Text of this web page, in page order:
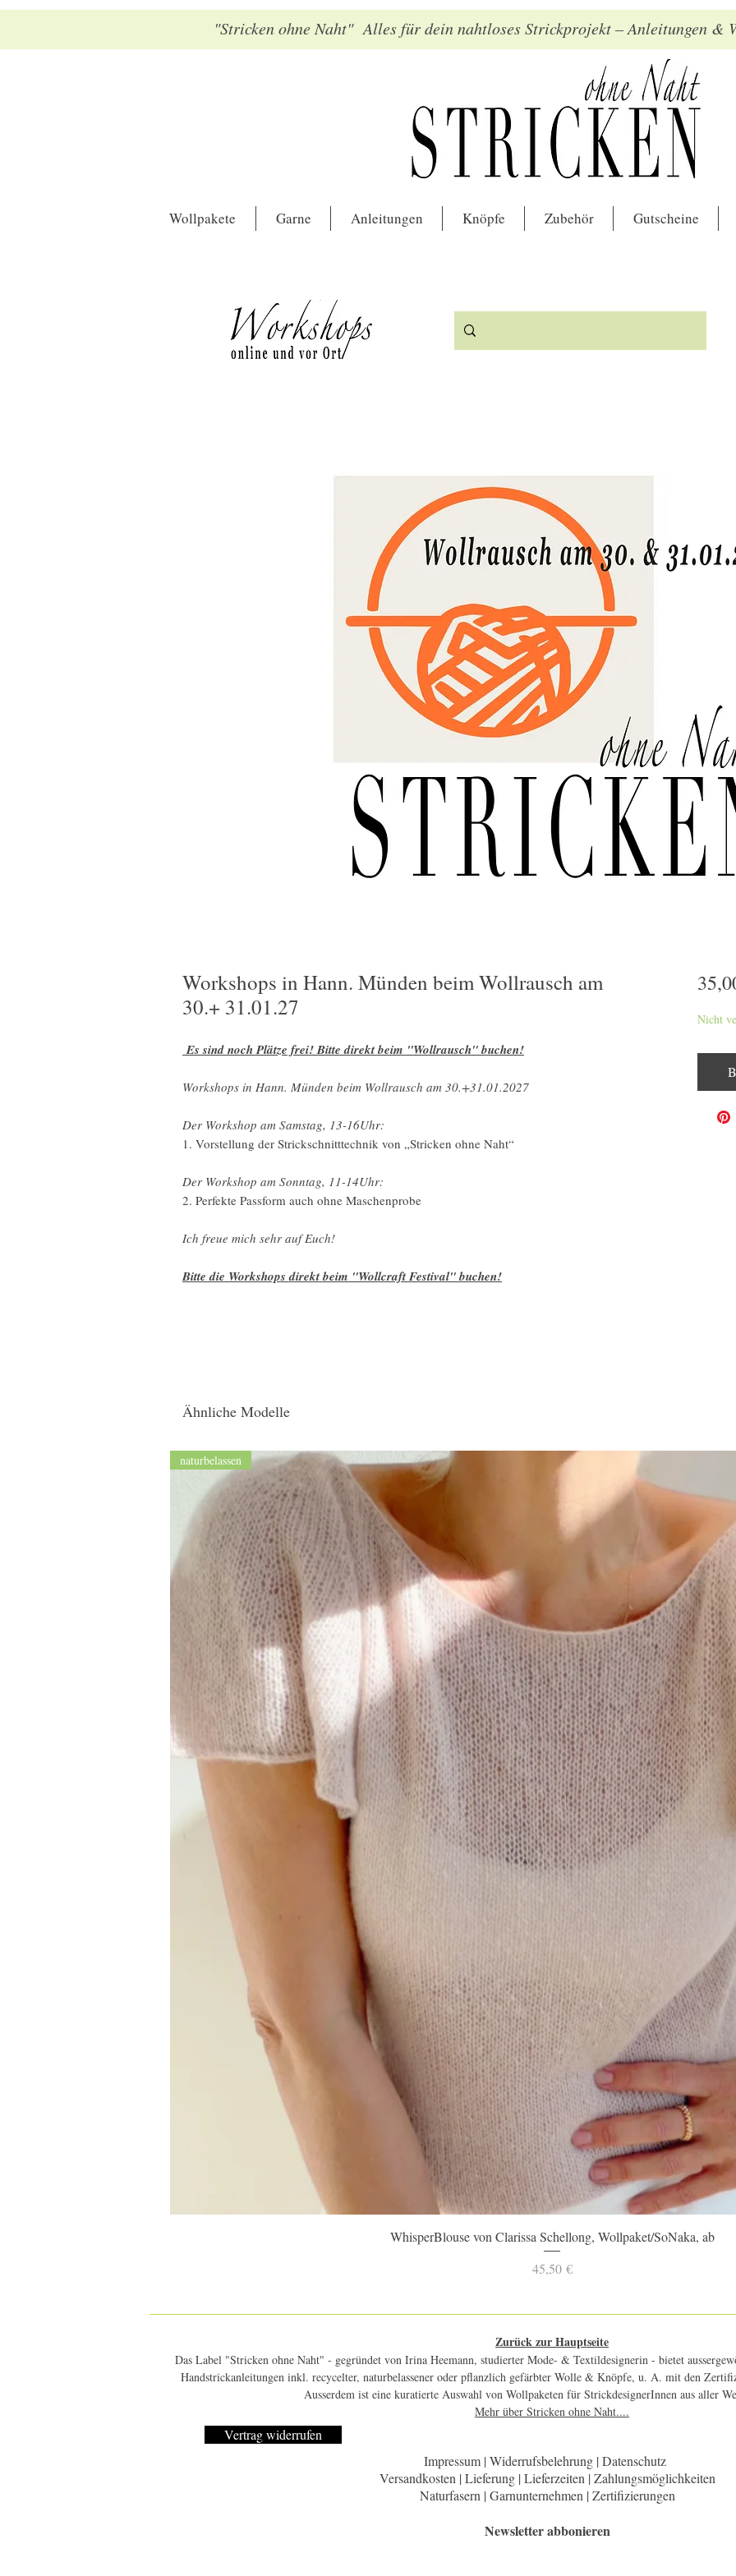
"Stricken ohne Naht" Alles für dein nahtloses Strickprojekt – Anleitungen &
Wollpakete Garne Anleitungen Knöpfe Zubehör Gutscheine
Workshops in Hann. Münden beim Wollrausch am
30.+ 31.01.27
Es sind noch Plätze frei! Bitte direkt beim "Wollrausch" buchen!
Workshops in Hann. Münden beim Wollrausch am 30.+31.01.2027
Der Workshop am Samstag, 13-16Uhr:
1. Vorstellung der Strickschnitttechnik von „Stricken ohne Naht“
Der Workshop am Sonntag, 11-14Uhr:
2. Perfekte Passform auch ohne Maschenprobe
Ich freue mich sehr auf Euch!
Bitte die Workshops direkt beim "Wollcraft Festival" buchen!
Nicht
Ähnliche Modelle
Schnellansicht
naturbelassen
WhisperBlouse von Clarissa Schellong, Wollpaket/SoNaka, ab
Preis
45,50 €
Zurück zur Hauptseite
Das Label "Stricken ohne Naht" - gegründet von Irina Heemann, studierter Mode- & Textildesignerin - bietet
Handstrickanleitungen inkl. recycelter, naturbelassener oder pflanzlich gefärbter Wolle & Knöpfe, u. A. mit den
Ausserdem ist eine kuratierte Auswahl von Wollpaketen für StrickdesignerInnen aus aller
Mehr über Stricken ohne Naht....
Vertrag widerrufen
Impressum | Widerrufsbelehrung | Datenschutz
Versandkosten | Lieferung | Lieferzeiten | Zahlungsmöglichkeiten
Naturfasern | Garnunternehmen | Zertifizierungen
Newsletter abbonieren